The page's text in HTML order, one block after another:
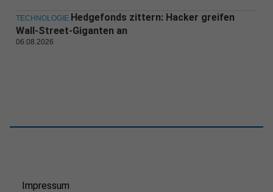
TECHNOLOGIE Hedgefonds zittern: Hacker greifen
Wall-Street-Giganten an
06.08.2026
Impressum